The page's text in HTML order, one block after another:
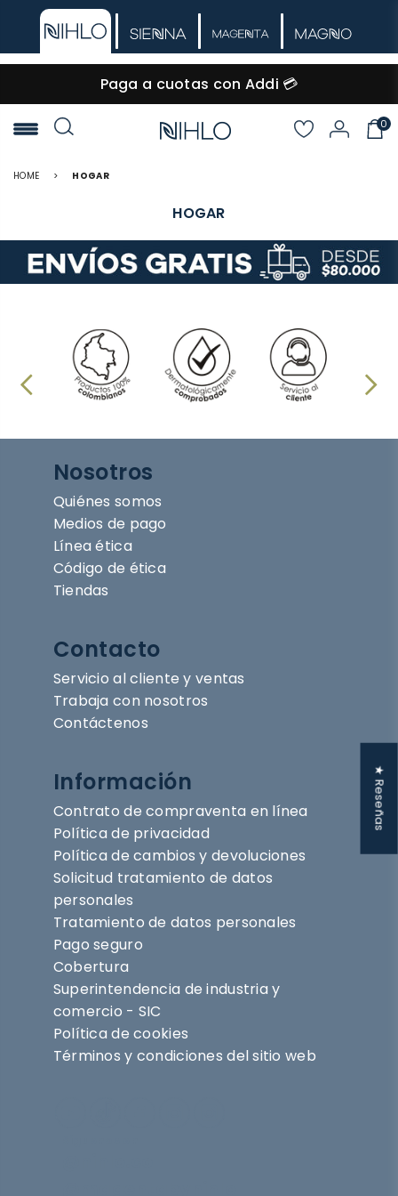
Paga a cuotas con Addi 💳
NIHLO
0
HOME > HOGAR
HOGAR
Nosotros
Quiénes somos
Medios de pago
Línea ética
Código de ética
Tiendas
Contacto
Servicio al cliente y ventas
Trabaja con nosotros
Contáctenos
Información
Contrato de compraventa en línea
Política de privacidad
Política de cambios y devoluciones
Solicitud tratamiento de datos
personales
Tratamiento de datos personales
Pago seguro
Cobertura
Superintendencia de industria y
comercio - SIC
Política de cookies
Términos y condiciones del sitio web
★ Reseñas